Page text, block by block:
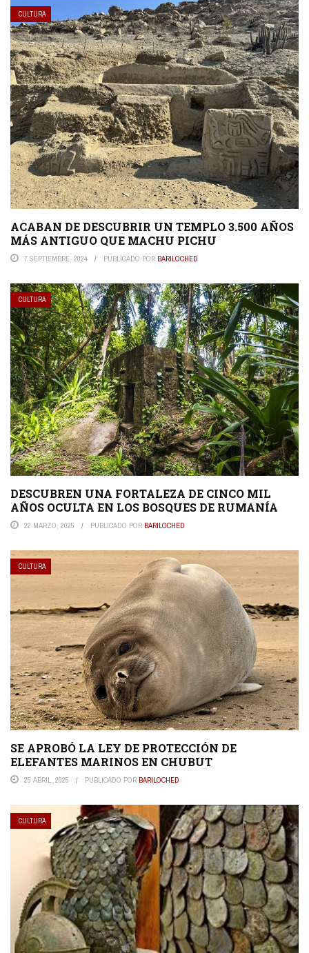
CULTURA
ACABAN DE DESCUBRIR UN TEMPLO 3.500 AÑOS
MÁS ANTIGUO QUE MACHU PICHU
7 SEPTIEMBRE, 2024 PUBLICADO POR BARILOCHED
CULTURA
DESCUBREN UNA FORTALEZA DE CINCO MIL
AÑOS OCULTA EN LOS BOSQUES DE RUMANÍA
22 MARZO, 2025 PUBLICADO POR BARILOCHED
CULTURA
SE APROBÓ LA LEY DE PROTECCIÓN DE
ELEFANTES MARINOS EN CHUBUT
25 ABRIL, 2025 PUBLICADO POR BARILOCHED
CULTURA